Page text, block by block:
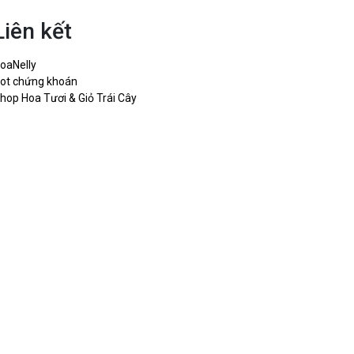
kết
chứng khoán
Hoa Tươi & Giỏ Trái Cây